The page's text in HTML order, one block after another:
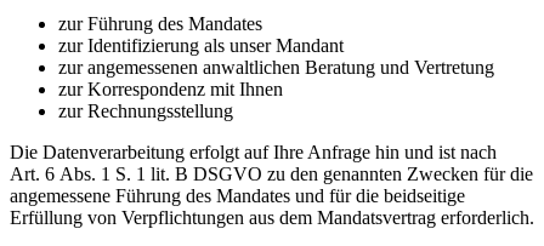
zur Führung des Mandates
zur Identifizierung als unser Mandant
zur angemessenen anwaltlichen Beratung und Vertretung
zur Korrespondenz mit Ihnen
zur Rechnungsstellung
Die Datenverarbeitung erfolgt auf Ihre Anfrage hin und ist nach
Art. 6 Abs. 1 S. 1 lit. B DSGVO zu den genannten Zwecken für die
angemessene Führung des Mandates und für die beidseitige
Erfüllung von Verpflichtungen aus dem Mandatsvertrag erforderlich.